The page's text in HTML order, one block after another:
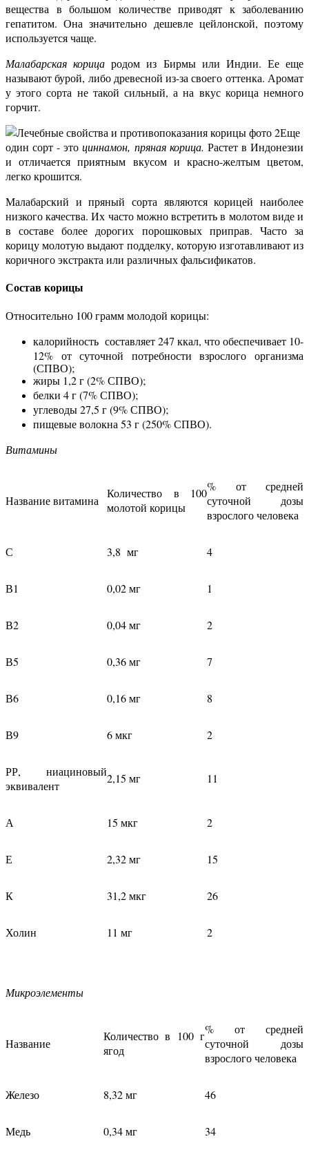
вещества в большом количестве приводят к заболеванию
гепатитом. Она значительно дешевле цейлонской, поэтому
используется чаще.
Малабарская корицародом из Бирмы или Индии. Ее еще
называют бурой, либо древесной из-за своего оттенка. Аромат
у этого сорта не такой сильный, а на вкус корица немного
горчит.
Еще
один сорт - этоциннамон, пряная корица. Растет в Индонезии
и отличается приятным вкусом и красно-желтым цветом,
легко крошится.
Малабарский и пряный сорта являются корицей наиболее
низкого качества. Их часто можно встретить в молотом виде и
в составе более дорогих порошковых приправ. Часто за
корицу молотую выдают подделку, которую изготавливают из
коричного экстракта или различных фальсификатов.
Состав корицы
Относительно 100 грамм молодой корицы:
калорийность составляет 247 ккал, что обеспечивает 10-
12% от суточной потребности взрослого организма
(СПВО);
жиры 1,2 г (2% СПВО);
белки 4 г (7% СПВО);
углеводы 27,5 г (9% СПВО);
пищевые волокна 53 г (250% СПВО).
Витамины
Название витамина
Количество в 100
молотой корицы
% от средней
суточной дозы
взрослого человека
С 3,8 мг 4
В1 0,02 мг 1
В2 0,04 мг 2
В5 0,36 мг 7
В6 0,16 мг 8
В9 6 мкг 2
РР, ниациновый
эквивалент
2,15 мг 11
А 15 мкг 2
Е 2,32 мг 15
К 31,2 мкг 26
Холин 11 мг 2
Микроэлементы
Название
Количество в 100 г
ягод
% от средней
суточной дозы
взрослого человека
Железо 8,32 мг 46
Медь 0,34 мг 34